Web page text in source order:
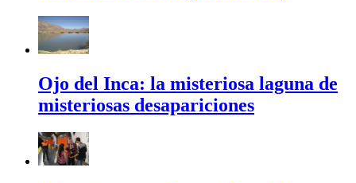
Ojo del Inca: la misteriosa laguna de
misteriosas desapariciones